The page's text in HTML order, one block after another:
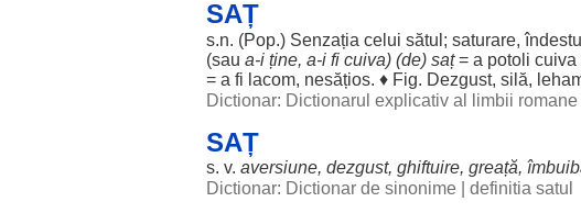
SAȚ
s.n. (Pop.) Senzația celui sătul; saturare,
(sau a-i ține, a-i fi cuiva) (de) saț= a potoli cuiva
= a fi lacom, nesățios. ♦ Fig. Dezgust, silă,
Dictionar: Dictionarul explicativ al limbii romane
SAȚ
s. v. aversiune, dezgust, ghiftuire, greață,
Dictionar: Dictionar de sinonime
definitia satul